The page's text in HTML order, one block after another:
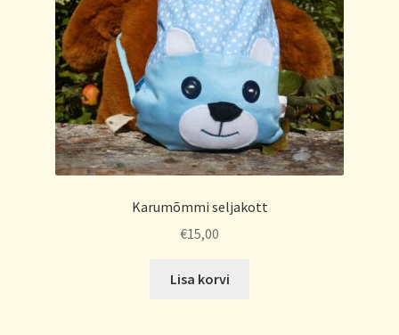
Karumõmmi seljakott
€15,00
Lisa korvi